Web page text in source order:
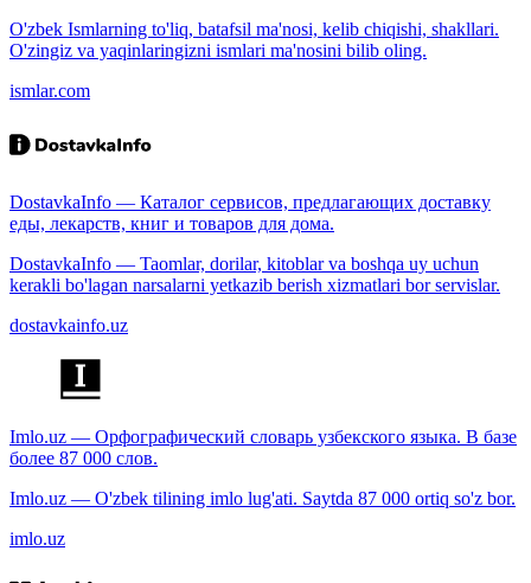
O'zbek Ismlarning to'liq, batafsil ma'nosi, kelib chiqishi, shakllari.
O'zingiz va yaqinlaringizni ismlari ma'nosini bilib oling.
ismlar.com
DostavkaInfo — Каталог сервисов, предлагающих доставку
еды, лекарств, книг и товаров для дома.
DostavkaInfo — Taomlar, dorilar, kitoblar va boshqa uy uchun
kerakli bo'lagan narsalarni yetkazib berish xizmatlari bor servislar.
dostavkainfo.uz
Imlo.uz — Орфографический словарь узбекского языка. В базе
более 87 000 слов.
Imlo.uz — O'zbek tilining imlo lug'ati. Saytda 87 000 ortiq so'z bor.
imlo.uz